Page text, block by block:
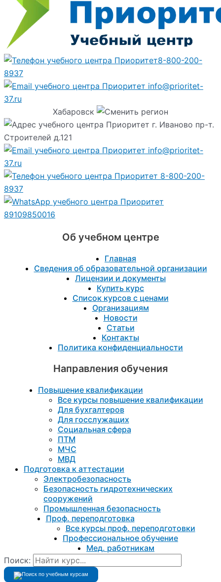
8-800-200-
8937
info@prioritet-
37.ru
Хабаровск
г. Иваново пр-т.
Строителей д.121
info@prioritet-
37.ru
8-800-200-
8937
89109850016
Об учебном центре
Главная
Сведения об образовательной организации
Лицензии и документы
Купить курс
Список курсов с ценами
Организациям
Новости
Статьи
Контакты
Политика конфиденциальности
Направления обучения
Повышение квалификации
Все курсы повышение квалификации
Для бухгалтеров
Для госслужащих
Социальная сфера
ПТМ
МЧС
МВД
Подготовка к aттестации
Электробезопасность
Безопасность гидротехнических
сооружений
Промышленная безопасность
Проф. переподготовка
Все курсы проф. переподготовки
Профессиональное обучение
Мед. работникам
Поиск: